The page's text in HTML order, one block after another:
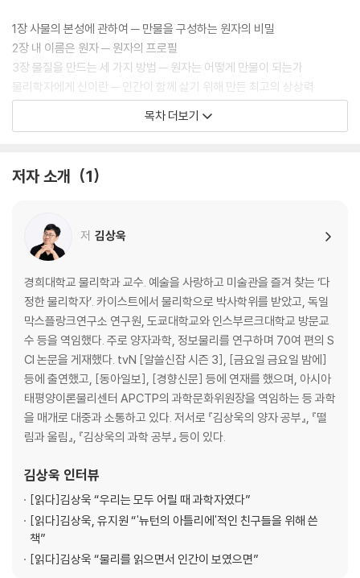
1장 사물의 본성에 관하여 ─ 만물을 구성하는 원자의 비밀
2장 내 이름은 원자 ─ 원자의 프로필
3장 물질을 만드는 세 가지 방법 ─ 원자는 어떻게 만물이 되는가
물리학자에게 신이란 ─ 인간이 함께 살기 위해 만든 최고의 상상력
5장 핵과 별 그리고 에너지의 근원 ─ 지구 에너지의 근원을 찾아서
물리학자에게 죽음이란 ─ 우주는 죽음으로 충만하고 우리는 원자로 영생
한다
3 생명, 우주에서 피어난 경이로운 우연
7장 생물은 화학 기계다 ─ 물리학자의 눈으로 본 생명의 화학
8장 생물은 정보 처리 기계인가 ─ 사람은 사람을 낳고, 고양이는 고양이를
낳는 이유
9장 최초의 생명체와 진화 ─ 변화의 누적이 만든 기적
10장 다세포 생물에서 인간까지 ─ 지구상 생물의 장대한 역사
물리학자에게 사랑이란 ─ 필연의 우주와 궁극의 우연
4 느낌을 넘어 상상으로
11장 우리는 어떻게 호모 사피엔스가 되었는가 ─ 물리학자가 본 호모 사피
엔스의 특성
12장 나는 존재한다, 더구나 생각도 한다 ─ 정보란 무엇인가
13장 느낌과 상상, 인간을 특별하게 만드는 것들 ─ 느낌에서 상상 그리고
목차 더보기
저자 소개 1
저 김상욱
경희대학교 물리학과 교수. 예술을 사랑하고 미술관을 즐겨 찾는 ‘다
정한 물리학자’. 카이스트에서 물리학으로 박사학위를 받았고, 독일
막스플랑크연구소 연구원, 도쿄대학교와 인스부르크대학교 방문교
수 등을 역임했다. 주로 양자과학, 정보물리를 연구하며 70여 편의 S
CI 논문을 게재했다. tvN [알쓸신잡 시즌 3], [금요일 금요일 밤에]
등에 출연했고, [동아일보], [경향신문] 등에 연재를 했으며, 아시아
태평양이론물리센터 APCTP의 과학문화위원장을 역임하는 등 과학
을 매개로 대중과 소통하고 있다. 저서로 『김상욱의 양자 공부』, 『떨
림과 울림』, 『김상욱의 과학 공부』 등이 있다.
김상욱 인터뷰
[읽다]김상욱 “우리는 모두 어릴 때 과학자였다”
[읽다]김상욱, 유지원 “'뉴턴의 아틀리에'적인 친구들을 위해 쓴
책”
[읽다]김상욱 “물리를 읽으면서 인간이 보였으면”